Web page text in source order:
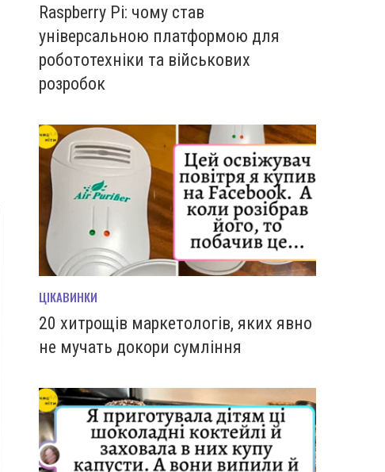
Raspberry Pi: чому став
універсальною платформою для
робототехніки та військових
розробок
ЦІКАВИНКИ
20 хитрощів маркетологів, яких явно
не мучать докори сумління